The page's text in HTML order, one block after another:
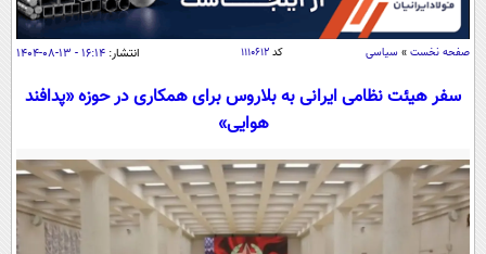
سیاسی
اقتصاد
خودرو
اجتماعی
حوادث
سلامت
یک برش دانایی
ورزشی
بین الملل
سیاست خارجی
فرهنگ و هنر
علم و دانش
صفحه نخست » سیاسی کد ۱۱۱۰۶۱۲ انتشار: ۱۶:۱۴ - ۱۳-۰۸-۱۴۰۴
سفر هیئت نظامی ایرانی به بلاروس برای همکاری در حوزه «پدافند
هوایی»